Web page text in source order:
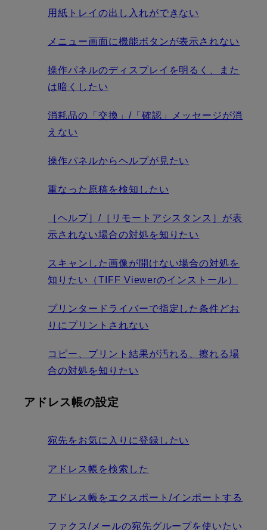
用紙トレイの出し入れができない
メニュー画面に機能ボタンが表示されない
操作パネルのディスプレイを明るく、また
は暗くしたい
消耗品の「交換」/「確認」メッセージが消
えない
操作パネルからヘルプが見たい
重なった原稿を検知したい
［ヘルプ］/［リモートアシスタンス］が表
示されない場合の対処を知りたい
スキャンした画像が開けない場合の対処を
知りたい（TIFF Viewerのインストール）
プリンタードライバーで指定した条件どお
りにプリントされない
コピー、プリント結果が汚れる、擦れる場
合の対処を知りたい
アドレス帳の設定
宛先をお気に入りに登録したい
アドレス帳を検索した
アドレス帳をエクスポート/インポートする
ファクス/メールの宛先グループを使いたい